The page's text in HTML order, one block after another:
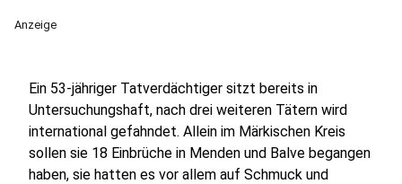
Anzeige
Ein 53-jähriger Tatverdächtiger sitzt bereits in
Untersuchungshaft, nach drei weiteren Tätern wird
international gefahndet. Allein im Märkischen Kreis
sollen sie 18 Einbrüche in Menden und Balve begangen
haben, sie hatten es vor allem auf Schmuck und